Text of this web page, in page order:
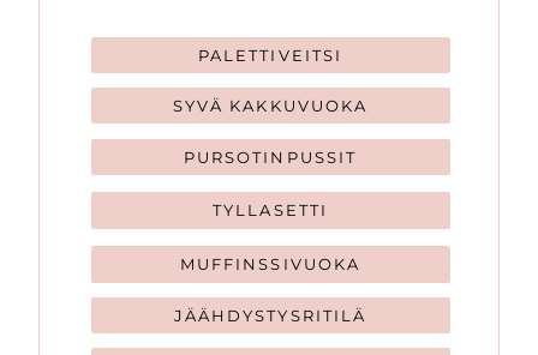
PALETTIVEITSI
SYVÄ KAKKUVUOKA
PURSOTINPUSSIT
TYLLASETTI
MUFFINSSIVUOKA
JÄÄHDYSTYSRITILÄ